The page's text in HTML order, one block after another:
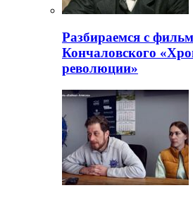
Разбираемся с
Кончаловского
революции»